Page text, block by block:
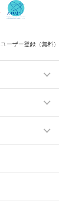
ユーザー登録（無料）